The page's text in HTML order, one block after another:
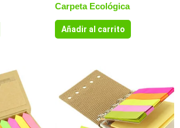
Carpeta Ecológica
Añadir al carrito